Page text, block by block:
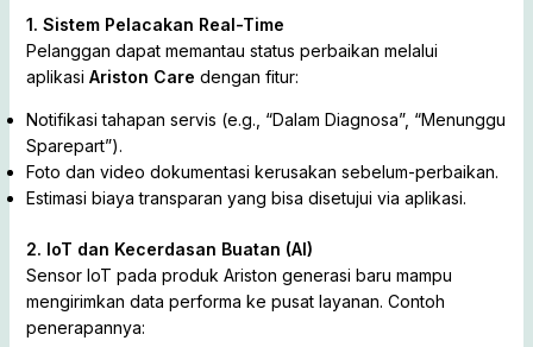
1. Sistem Pelacakan Real-Time
Pelanggan dapat memantau status perbaikan melalui
aplikasi Ariston Care dengan fitur:
Notifikasi tahapan servis (e.g., “Dalam Diagnosa”, “Menunggu
Sparepart”).
Foto dan video dokumentasi kerusakan sebelum-perbaikan.
Estimasi biaya transparan yang bisa disetujui via aplikasi.
2. IoT dan Kecerdasan Buatan (AI)
Sensor IoT pada produk Ariston generasi baru mampu
mengirimkan data performa ke pusat layanan. Contoh
penerapannya: